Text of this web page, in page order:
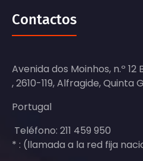
Contactos
Avenida dos Moinhos, n.º 12
, 2610-119, Alfragide, Quinta
Portugal
Teléfono: 211 459 950
* : (llamada a la red fija